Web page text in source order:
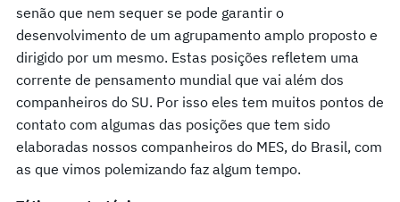
senão que nem sequer se pode garantir o
desenvolvimento de um agrupamento amplo proposto e
dirigido por um mesmo. Estas posições refletem uma
corrente de pensamento mundial que vai além dos
companheiros do SU. Por isso eles tem muitos pontos de
contato com algumas das posições que tem sido
elaboradas nossos companheiros do MES, do Brasil, com
as que vimos polemizando faz algum tempo.